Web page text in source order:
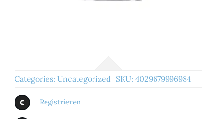
Categories: Uncategorized SKU: 4029679996984
Registrieren